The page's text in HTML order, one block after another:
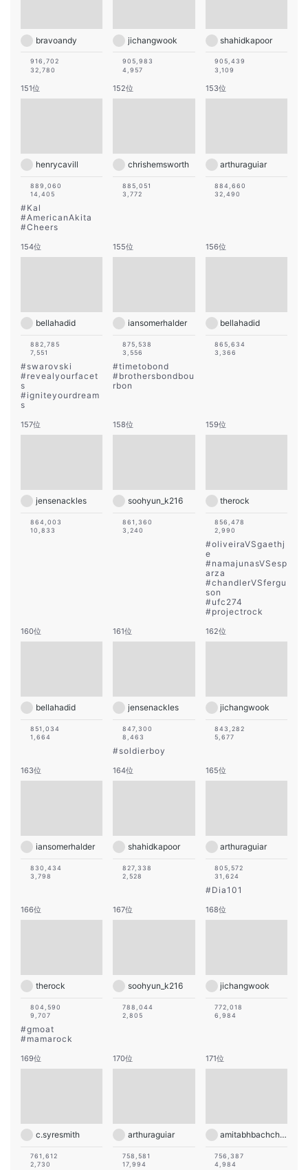
bravoandy
916,702
32,780
jichangwook
905,983
4,957
shahidkapoor
905,439
3,109
151位
henrycavill
889,060
14,405
#Kal
#AmericanAkita
#Cheers
152位
chrishemsworth
885,051
3,772
153位
arthuraguiar
884,660
32,490
154位
bellahadid
882,785
7,551
#swarovski
#revealyourfacet
s
#igniteyourdream
s
155位
iansomerhalder
875,538
3,556
#timetobond
#brothersbondbou
rbon
156位
bellahadid
865,634
3,366
157位
jensenackles
864,003
10,833
158位
soohyun_k216
861,360
3,240
159位
therock
856,478
2,990
#oliveiraVSgaethj
e
#namajunasVSesp
arza
#chandlerVSfergu
son
#ufc274
#projectrock
160位
bellahadid
851,034
1,664
161位
jensenackles
847,300
8,463
#soldierboy
162位
jichangwook
843,282
5,677
163位
iansomerhalder
830,434
3,798
164位
shahidkapoor
827,338
2,528
165位
arthuraguiar
805,572
31,624
#Dia101
166位
therock
804,590
9,707
#gmoat
#mamarock
167位
soohyun_k216
788,044
2,805
168位
jichangwook
772,018
6,984
169位
c.syresmith
761,612
2,730
170位
arthuraguiar
758,581
17,994
171位
amitabhbachchan
756,387
4,984